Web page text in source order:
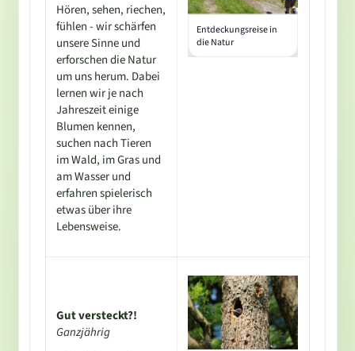
Hören, sehen, riechen,
fühlen - wir schärfen
unsere Sinne und
erforschen die Natur
um uns herum. Dabei
lernen wir je nach
Jahreszeit einige
Blumen kennen,
suchen nach Tieren
im Wald, im Gras und
am Wasser und
erfahren spielerisch
etwas über ihre
Lebensweise.
Entdeckungsreise in
die Natur
Gut versteckt?!
Ganzjährig